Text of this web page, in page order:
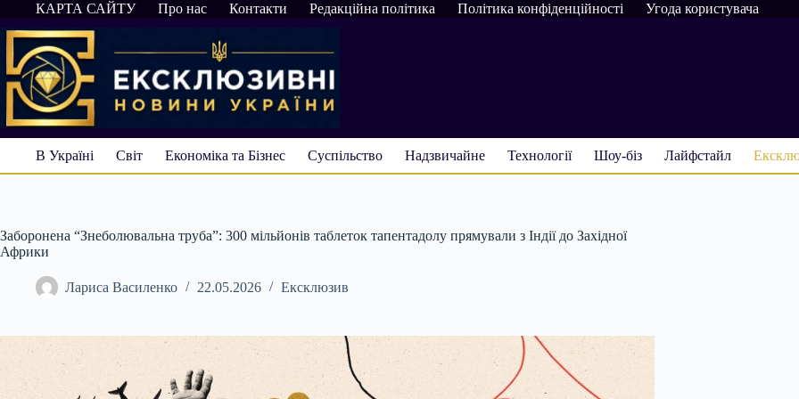
Перейти
до
вмісту
КАРТА САЙТУ Про нас Контакти Редакційна політика Політика конфіденційності Угода користувача
В Україні Світ Економіка та Бізнес Суспільство Надзвичайне Технології Шоу-біз Лайфстайл
Заборонена “Знеболювальна труба”: 300 мільйонів таблеток тапентадолу прямували з Індії до Західної
Африки
Лариса Василенко 22.05.2026 Ексклюзив